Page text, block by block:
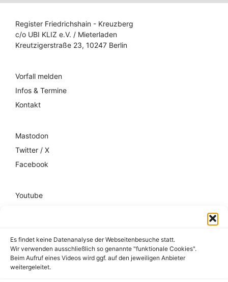
Es findet keine Datenanalyse der Webseitenbesuche statt.
Wir verwenden ausschließlich so genannte "funktionale Cookies".
Beim Aufruf eines Videos wird ggf. auf den jeweiligen Anbieter
weitergeleitet.
Register Friedrichshain - Kreuzberg
c/o UBI KLIZ e.V. / Mieterladen
Kreutzigerstraße 23, 10247 Berlin
Vorfall melden
Infos & Termine
Kontakt
Mastodon
Twitter / X
Facebook
Youtube
Impressum
Datenschutz